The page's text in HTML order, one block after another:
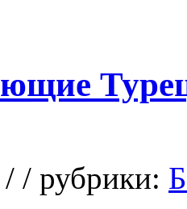
/ рубрики: